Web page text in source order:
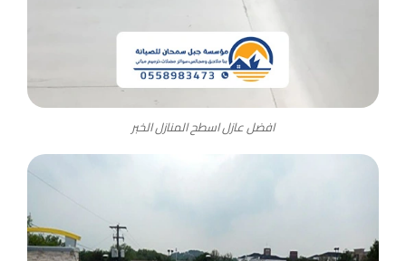
افضل عازل اسطح المنازل الخبر